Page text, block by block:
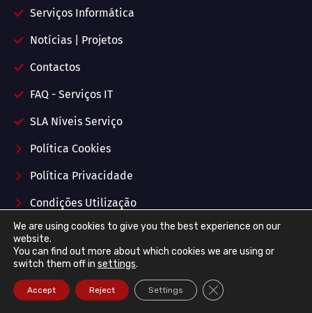
Serviços Informática
Notícias | Projetos
Contactos
FAQ - Serviços IT
SLA Níveis Serviço
Política Cookies
Política Privacidade
Condições Utilização
Serviços IT
Contrato "IT Unlimited"
We are using cookies to give you the best experience on our
website.
You can find out more about which cookies we are using or
switch them off in settings.
Accept Reject Settings Close GDPR Cookie